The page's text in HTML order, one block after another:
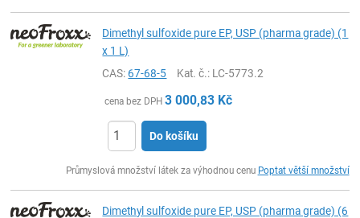
Dimethyl sulfoxide pure EP, USP (pharma grade) (1
x 1 L)
CAS:67-68-5 Kat. č.: LC-5773.2
cena bez DPH 3 000,83 Kč
Do košíku
Průmyslová množství látek za výhodnou cenu Poptat větší množství
Dimethyl sulfoxide pure EP, USP (pharma grade) (6